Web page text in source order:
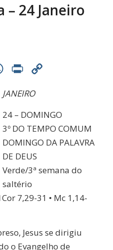
24 Janeiro
WhatsApp
Print
JANEIRO
24 – DOMINGO
3º DO TEMPO COMUM
DOMINGO DA PALAVRA
DE DEUS
Verde/3ª semana do
saltério
7,29-31 • Mc 1,14-
Jesus se dirigiu
o Evangelho de